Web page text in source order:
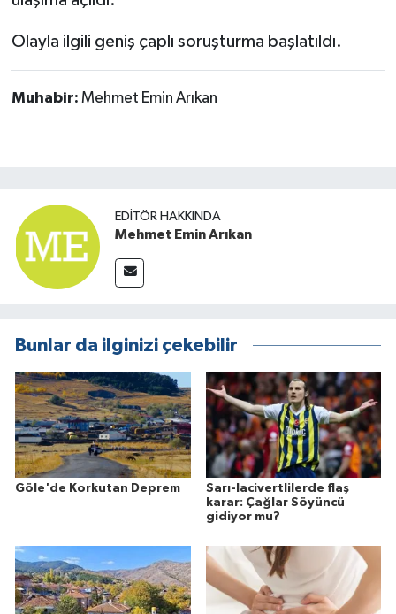
Olayla ilgili geniş çaplı soruşturma başlatıldı.
Muhabir: Mehmet Emin Arıkan
EDITÖR HAKKINDA
Mehmet Emin Arıkan
Bunlar da ilginizi çekebilir
Göle'de Korkutan Deprem
Sarı-lacivertlilerde flaş
karar: Çağlar Söyüncü
gidiyor mu?